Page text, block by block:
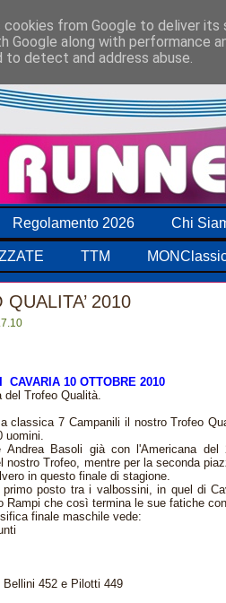
Regolamento 2026 Chi
TTM
QUALITA’ 2010
CAVARIA 10 OTTOBRE 2010
del Trofeo Qualità.
classica 7 Campanili il nostro Trofeo
uomini.
Andrea Basoli già con l'Americana
nostro Trofeo, mentre per la seconda
in questo finale di stagione.
primo posto tra i valbossini, in quel di
Rampi che così termina le sue fatiche
finale maschile vede:
Bellini 452 e Pilotti 449
cookies from Google to deliver its
Google along with performance
to detect and address abuse.